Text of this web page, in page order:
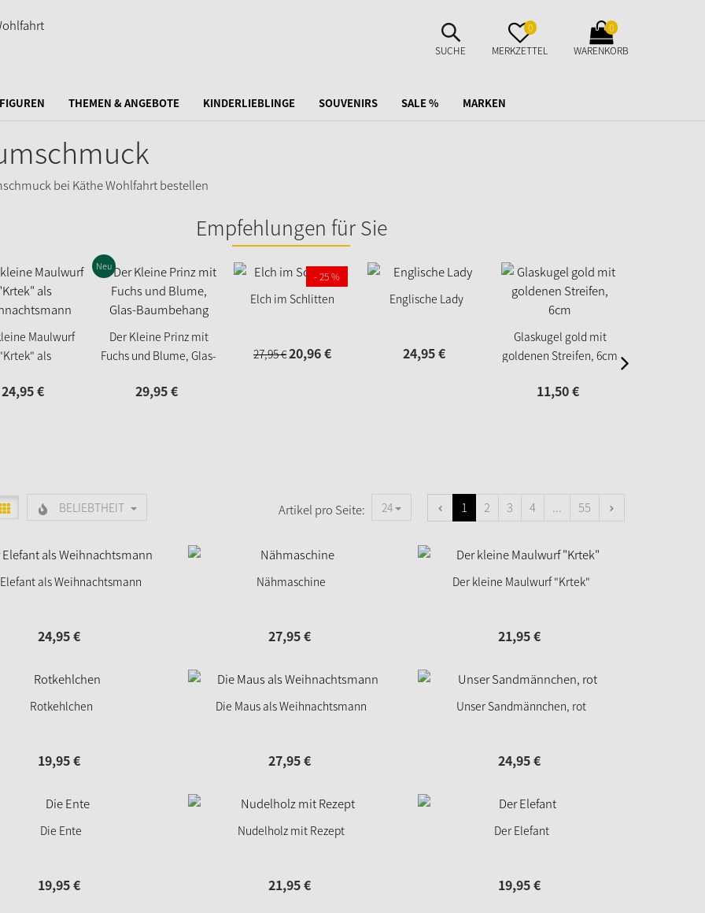
SUCHE
AUFKLAPPEN
SUCHE
MERKZETTEL
AUFKLAPPEN
0
MERKZETTEL
WARENKORB
AUFKLAPPEN
0
WARENKORB
FIGUREN THEMEN & ANGEBOTE KINDERLIEBLINGE SOUVENIRS SALE % MARKEN
Empfehlungen für Sie
Maulwurf
als
24,95€
Der Kleine Prinz mit
Fuchs und Blume, Glas-
Neu
29,95€
Elch im Schlitten
27,95€20,96€
- 25 %
Englische Lady
24,95€
Glaskugel gold mit
goldenen Streifen, 6cm
11,50€
BELIEBTHEIT Artikel pro Seite: 24 1 2 3 4 ... 55
als Weihnachtsmann
24,95€
Nähmaschine
27,95€
Der kleine Maulwurf "Krtek"
21,95€
Rotkehlchen
19,95€
Die Maus als Weihnachtsmann
27,95€
Unser Sandmännchen, rot
24,95€
Die Ente
19,95€
Nudelholz mit Rezept
21,95€
Der Elefant
19,95€